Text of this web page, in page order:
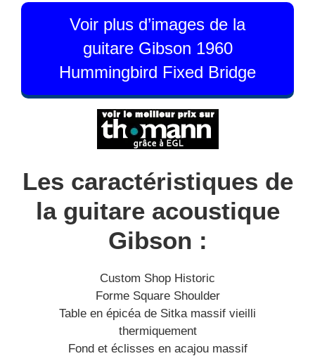
Voir plus d’images de la
guitare Gibson 1960
Hummingbird Fixed Bridge
Les caractéristiques de
la guitare acoustique
Gibson :
Custom Shop Historic
Forme Square Shoulder
Table en épicéa de Sitka massif vieilli
thermiquement
Fond et éclisses en acajou massif